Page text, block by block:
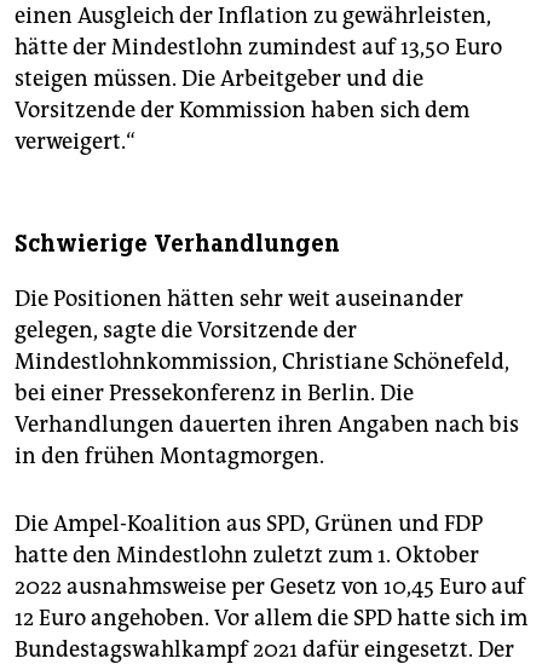
einen Ausgleich der Inflation zu gewährleisten,
hätte der Mindestlohn zumindest auf 13,50 Euro
steigen müssen. Die Arbeitgeber und die
Vorsitzende der Kommission haben sich dem
verweigert.“
Schwierige Verhandlungen
Die Positionen hätten sehr weit auseinander
gelegen, sagte die Vorsitzende der
Mindestlohnkommission, Christiane Schönefeld,
bei einer Pressekonferenz in Berlin. Die
Verhandlungen dauerten ihren Angaben nach bis
in den frühen Montagmorgen.
Die Ampel-Koalition aus SPD, Grünen und FDP
hatte den Mindestlohn zuletzt zum 1. Oktober
2022 ausnahmsweise per Gesetz von 10,45 Euro auf
12 Euro angehoben. Vor allem die SPD hatte sich im
Bundestagswahlkampf 2021 dafür eingesetzt. Der